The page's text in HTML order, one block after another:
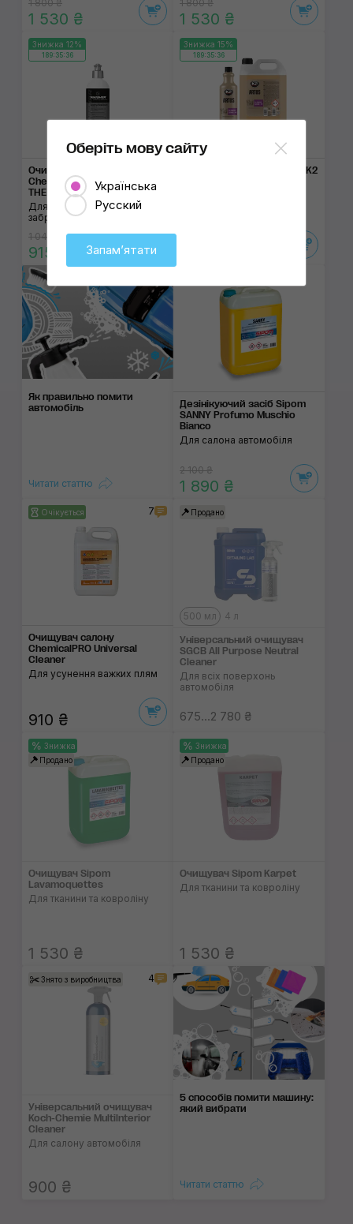
1 800 ₴
1 530 ₴
1 800 ₴
1 530 ₴
Знижка 12%
189:35:36
Очищувач салону Koch-
Chemie LeatherTexClean
THE FINISHER 500 ml
Для делікатного усунення
забруднень
1 040 ₴
915 ₴
Знижка 15%
189:35:36
1 л 5 л
Універсальний очищувач K2
Як правильно помити
автомобіль
Читати статтю
Дезінікуючий засіб Sipom
SANNY Profumo Muschio
Bianco
Для салона автомобіля
2 100 ₴
1 890 ₴
Очікується 7
Очищувач салону
ChemicalPRO Universal
Cleaner
Для усунення важких плям
910 ₴
Продано
500 мл 4 л
Універсальний очи­щувач
SGCB All Purpose Neutral
Cleaner
Для всіх поверхонь
автомобіля
675...2 780 ₴
Знижка
Продано
Очищувач Sipom
Lavamoquettes
Для тканини та ковроліну
1 530 ₴
Знижка
Продано
Очищувач Sipom Karpet
Для тканини та ковроліну
1 530 ₴
Знято з виробництва 4
Універсальний очищувач
Koch-Chemie Multilnterior
Cleaner
Для салону автомобіля
900 ₴
5 способів помити машину:
який вибрати
Читати статтю
Оберіть мову сайту
Українська
Русский
Запамʼятати